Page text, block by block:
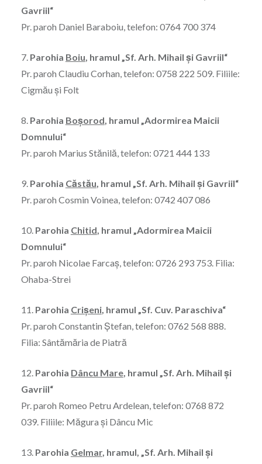
Gavriil“
Pr. paroh Daniel Baraboiu, telefon: 0764 700 374
7. Parohia Boiu , hramul „Sf. Arh. Mihail şi Gavriil“
Pr. paroh Claudiu Corhan, telefon: 0758 222 509. Filiile:
Cigmău şi Folt
8. Parohia Boşorod , hramul „Adormirea Maicii
Domnului“
Pr. paroh Marius Stănilă, telefon: 0721 444 133
9. Parohia Căstău , hramul „Sf. Arh. Mihail şi Gavriil“
Pr. paroh Cosmin Voinea, telefon: 0742 407 086
10. Parohia Chitid , hramul „Adormirea Maicii
Domnului“
Pr. paroh Nicolae Farcaş, telefon: 0726 293 753. Filia:
Ohaba-Strei
11. Parohia Crişeni, hramul „Sf. Cuv. Paraschiva“
Pr. paroh Constantin Ştefan, telefon: 0762 568 888.
Filia: Sântămăria de Piatră
12. Parohia Dâncu Mare, hramul „Sf. Arh. Mihail şi
Gavriil“
Pr. paroh Romeo Petru Ardelean, telefon: 0768 872
039. Filiile: Măgura și Dâncu Mic
13. Parohia Gelmar, hramul, „Sf. Arh. Mihail şi